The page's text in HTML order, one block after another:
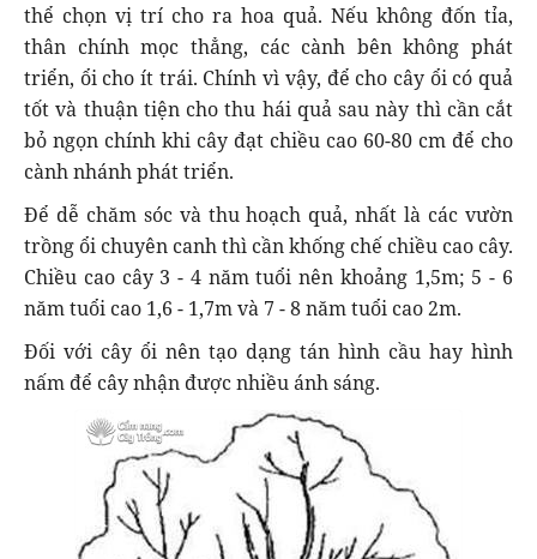
thể chọn vị trí cho ra hoa quả. Nếu không đốn tỉa,
thân chính mọc thẳng, các cành bên không phát
triển, ổi cho ít trái. Chính vì vậy, để cho cây ổi có quả
tốt và thuận tiện cho thu hái quả sau này thì cần cắt
bỏ ngọn chính khi cây đạt chiều cao 60-80 cm để cho
cành nhánh phát triển.
Để dễ chăm sóc và thu hoạch quả, nhất là các vườn
trồng ổi chuyên canh thì cần khống chế chiều cao cây.
Chiều cao cây 3 - 4 năm tuổi nên khoảng 1,5m; 5 - 6
năm tuổi cao 1,6 - 1,7m và 7 - 8 năm tuổi cao 2m.
Đối với cây ổi nên tạo dạng tán hình cầu hay hình
nấm để cây nhận được nhiều ánh sáng.